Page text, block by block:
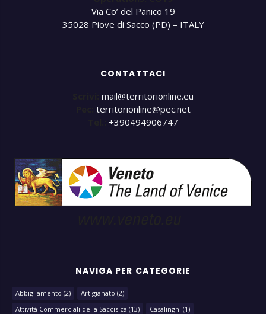
Via Co’ del Panico 19
35028 Piove di Sacco (PD) – ITALY
CONTATTACI
mail@territorionline.eu
territorionline@pec.net
+390494906747
NAVIGA PER CATEGORIE
Abbigliamento (2) Artigianato (2)
Attività Commerciali della Saccisica (13) Casalinghi (1)